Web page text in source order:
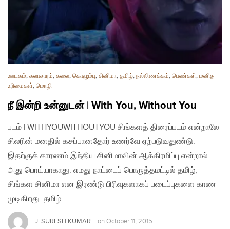
ஊடகம், கலாசாரம், கலை, கொழும்பு, சினிமா, தமிழ், நல்லிணக்கம், பெண்கள், மனித
உரிமைகள், மொழி
நீ இன்றி உன்னுடன் | With You, Without You
படம் | WITHYOUWITHOUTYOU சிங்களத் திரைப்படம் என்றாலே
சிலரின் மனதில் கசப்பானதோர் உணர்வே ஏற்படுவதுண்டு.
இதற்குக் காரணம் இந்திய சினிமாவின் ஆக்கிரமிப்பு என்றால்
அது பொய்யாகாது. எமது நாட்டைப் பொருத்தமட்டில் தமிழ்,
சிங்கள சினிமா என இரண்டு பிரிவுகளாகப் படைப்புகளை காண
முடிகிறது. தமிழ்…
J. SURESH KUMAR on October 11, 2015